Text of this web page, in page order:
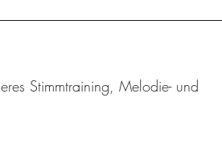
Stimmtraining, Melodie- und